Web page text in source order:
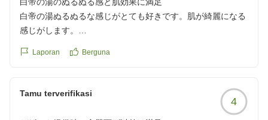
白帝の湯ぬるぬるな感じがとても好きです。肌が綺麗になる
感じがします。
お部屋も清潔です。リピートしています。
Laporan Berguna
Tamu terverifikasi
4